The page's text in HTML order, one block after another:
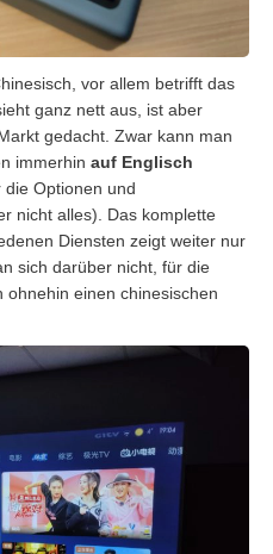
vor allem betrifft das
ganz nett aus, ist aber
gedacht. Zwar kann man
immerhin auf Englisch
die Optionen und
nicht alles). Das komplette
Diensten zeigt weiter nur
sich darüber nicht, für die
einen chinesischen